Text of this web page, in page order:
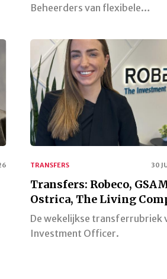
Beheerders van flexibele…
TRANSFERS 30
Transfers: Robeco,
Ostrica, The Living
De wekelijkse transferrubriek
Investment Officer.